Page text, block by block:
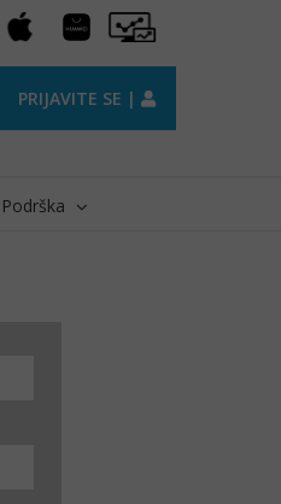
Apple
Huawei
AppGallery
Pro
Trader
PRIJAVITE SE |
Podrška